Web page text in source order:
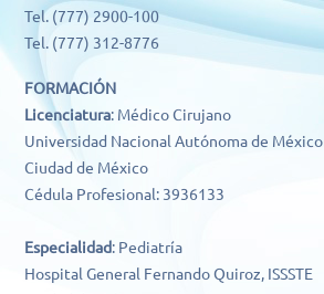
Tel. (777) 2900-100
Tel. (777) 312-8776
FORMACIÓN
Licenciatura: Médico Cirujano
Universidad Nacional Autónoma de México
Ciudad de México
Cédula Profesional: 3936133
Especialidad: Pediatría
Hospital General Fernando Quiroz, ISSSTE